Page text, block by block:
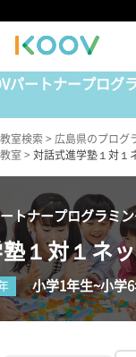
パートナープログ
室検索 > 広島県のプログ
室 > 対話式進学塾１対１
トナープログラミ
１対１ネ
小学1年生~小学